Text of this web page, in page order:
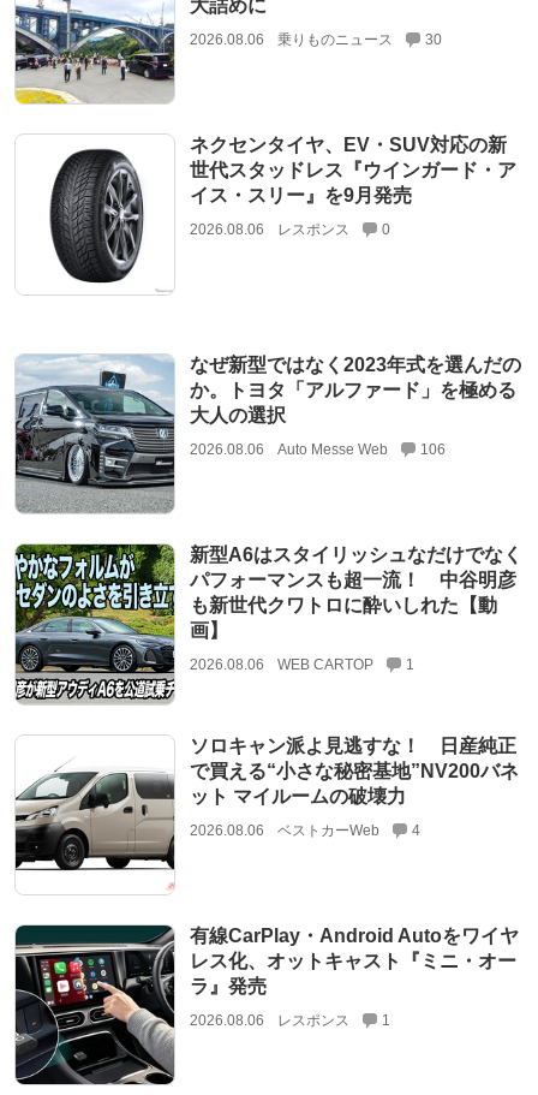
大詰めに
2026.08.06 乗りものニュース 30
ネクセンタイヤ、EV・SUV対応の新
世代スタッドレス『ウインガード・ア
イス・スリー』を9月発売
2026.08.06 レスポンス 0
なぜ新型ではなく2023年式を選んだの
か。トヨタ「アルファード」を極める
大人の選択
2026.08.06 Auto Messe Web 106
新型A6はスタイリッシュなだけでなく
パフォーマンスも超一流！ 中谷明彦
も新世代クワトロに酔いしれた【動
画】
2026.08.06 WEB CARTOP 1
ソロキャン派よ見逃すな！ 日産純正
で買える“小さな秘密基地”NV200バネ
ット マイルームの破壊力
2026.08.06 ベストカーWeb 4
有線CarPlay・Android Autoをワイヤ
レス化、オットキャスト『ミニ・オー
ラ』発売
2026.08.06 レスポンス 1